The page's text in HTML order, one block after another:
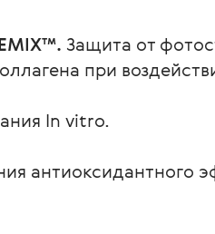
Защита от
при
In vitro.
антиоксидантного